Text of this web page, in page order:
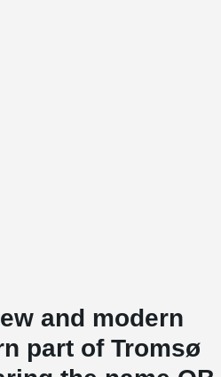
and modern
part of Tromsø